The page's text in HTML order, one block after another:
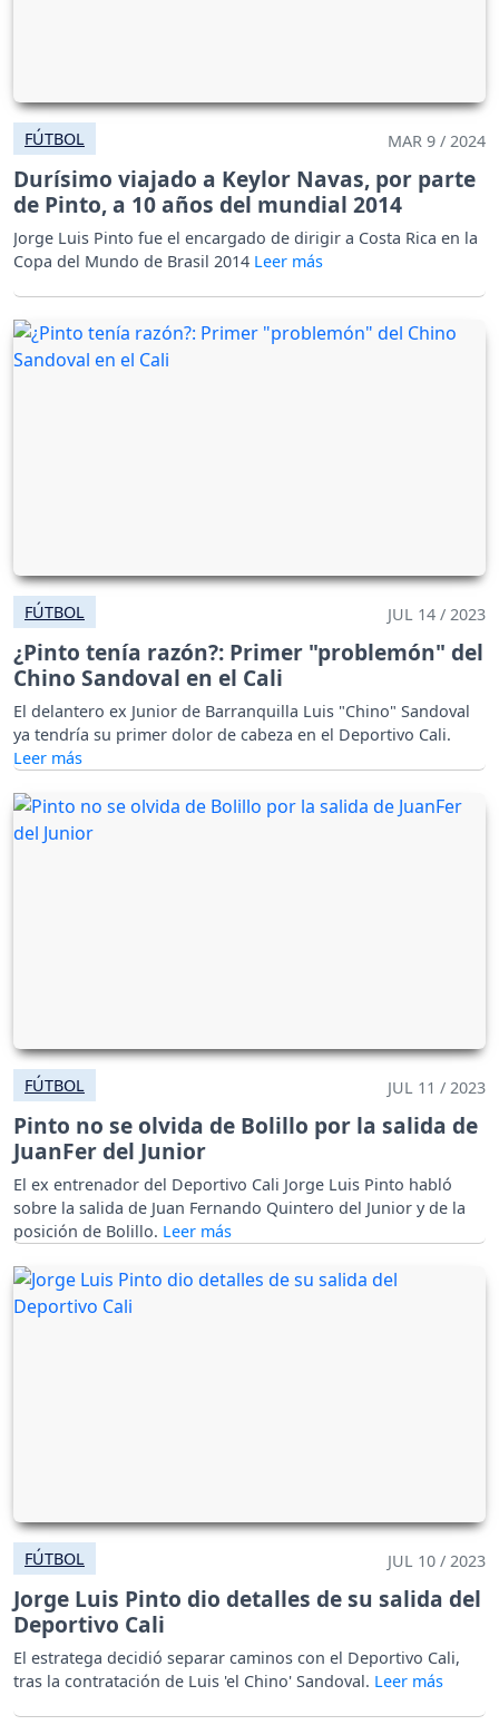
FÚTBOL MAR 9 / 2024
Durísimo viajado a Keylor Navas, por parte
de Pinto, a 10 años del mundial 2014
Jorge Luis Pinto fue el encargado de dirigir a Costa Rica en la
Copa del Mundo de Brasil 2014
FÚTBOL JUL 14 / 2023
¿Pinto tenía razón?: Primer "problemón" del
Chino Sandoval en el Cali
El delantero ex Junior de Barranquilla Luis "Chino" Sandoval
ya tendría su primer dolor de cabeza en el Deportivo Cali.
FÚTBOL JUL 11 / 2023
Pinto no se olvida de Bolillo por la salida de
JuanFer del Junior
El ex entrenador del Deportivo Cali Jorge Luis Pinto habló
sobre la salida de Juan Fernando Quintero del Junior y de la
posición de Bolillo.
FÚTBOL JUL 10 / 2023
Jorge Luis Pinto dio detalles de su salida del
Deportivo Cali
El estratega decidió separar caminos con el Deportivo Cali,
tras la contratación de Luis 'el Chino' Sandoval.